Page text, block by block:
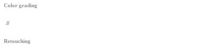
Color grading
//
Retouching